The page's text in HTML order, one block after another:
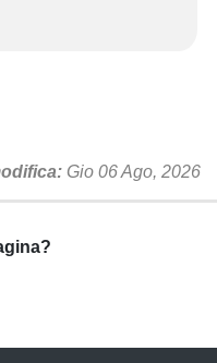
Gio 06 Ago, 2026